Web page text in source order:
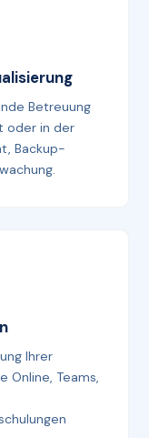
Betreuung
oder in der
Backup-
Ihrer
Online, Teams,